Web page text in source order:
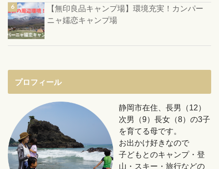
【無印良品キャンプ場】環境充実！カンパー
ニャ嬬恋キャンプ場
プロフィール
静岡市在住、長男（12）
次男（9）長女（8）の3子
を育てる母です。
お出かけ好きなので
子どもとのキャンプ・登
山・スキー・旅行などの